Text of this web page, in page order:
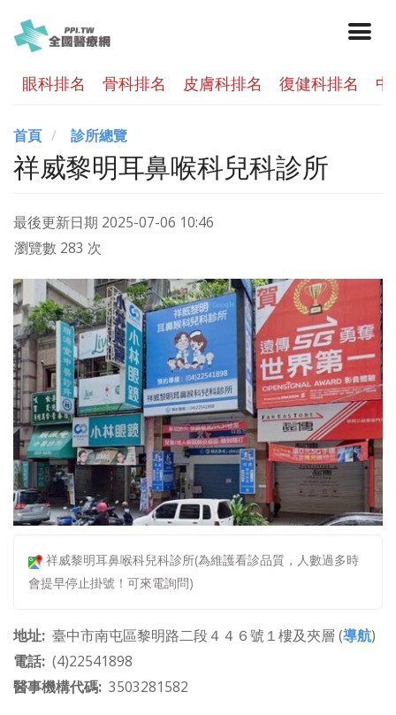
眼科排名 骨科排名 皮膚科排名 復健科排名
首頁 診所總覽
祥威黎明耳鼻喉科兒科診所
最後更新日期 2025-07-06 10:46
瀏覽數 283 次
祥威黎明耳鼻喉科兒科診所(為維護看診品質，人數過多時
會提早停止掛號！可來電詢問)
地址 臺中市南屯區黎明路二段４４６號１樓及夾層 (導航)
電話 (4)22541898
醫事機構代碼 3503281582